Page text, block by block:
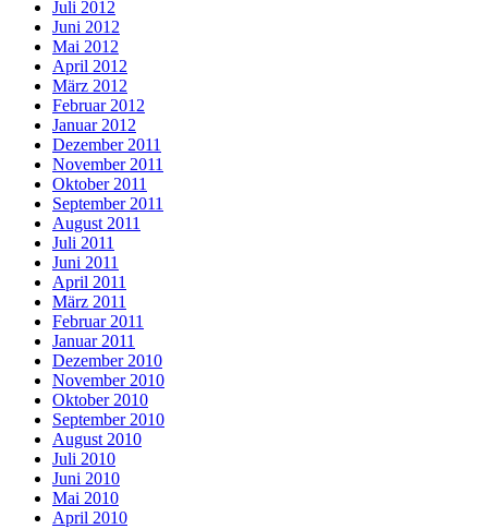
Juli 2012
Juni 2012
Mai 2012
April 2012
März 2012
Februar 2012
Januar 2012
Dezember 2011
November 2011
Oktober 2011
September 2011
August 2011
Juli 2011
Juni 2011
April 2011
März 2011
Februar 2011
Januar 2011
Dezember 2010
November 2010
Oktober 2010
September 2010
August 2010
Juli 2010
Juni 2010
Mai 2010
April 2010